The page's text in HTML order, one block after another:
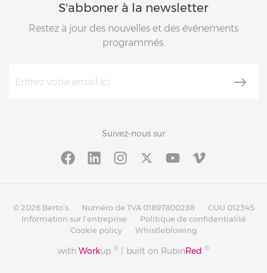
S'abboner à la newsletter
Restez à jour des nouvelles et des événements
programmés.
Suivez-nous sur
© 2026 Berto’s Numéro de TVA 01897800288
CUU 012345
Information sur l'entreprise
Politique de confidentialité
Cookie policy
Whistleblowing
with Workup ® built on RubinRed ®